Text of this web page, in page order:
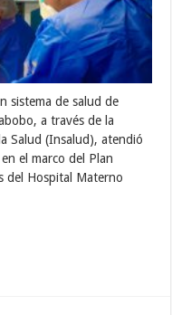
sistema de salud de
a través de la
Salud (Insalud), atendió
el marco del Plan
del Hospital Materno